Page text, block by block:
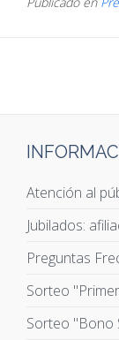
Atención al
Jubilados:
Preguntas
Sorteo
Sorteo "Bono